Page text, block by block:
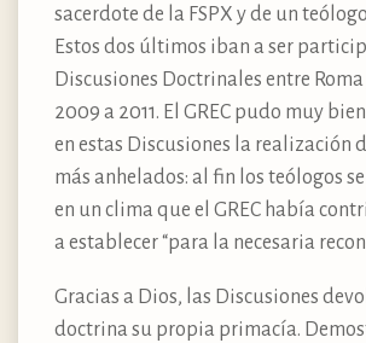
sacerdote de la FSPX y de un
Estos dos últimos iban a ser
Discusiones Doctrinales entre Roma
2009 a 2011. El GREC pudo muy
en estas Discusiones la realización
más anhelados: al fin los teólogos
en un clima que el GREC había
a establecer “para la necesaria
Gracias a Dios, las Discusiones
doctrina su propia primacía.